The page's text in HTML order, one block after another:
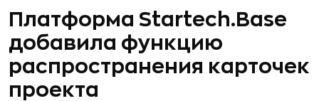
Платформа Startech.Base
добавила функцию
распространения карточек
проекта